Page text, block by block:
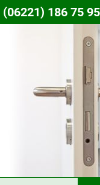
(06221) 186 75 95